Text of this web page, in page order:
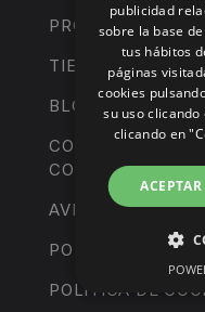
PROYECTOS
TIENDA
BLOG
CONTACTO
CONDICIONES DE
AVISO LEGAL
POLÍTICA DE
POLÍTICA DE
publicidad
sobre la base
tus hábitos
páginas
cookies
su uso
clicando en
ACEPTAR